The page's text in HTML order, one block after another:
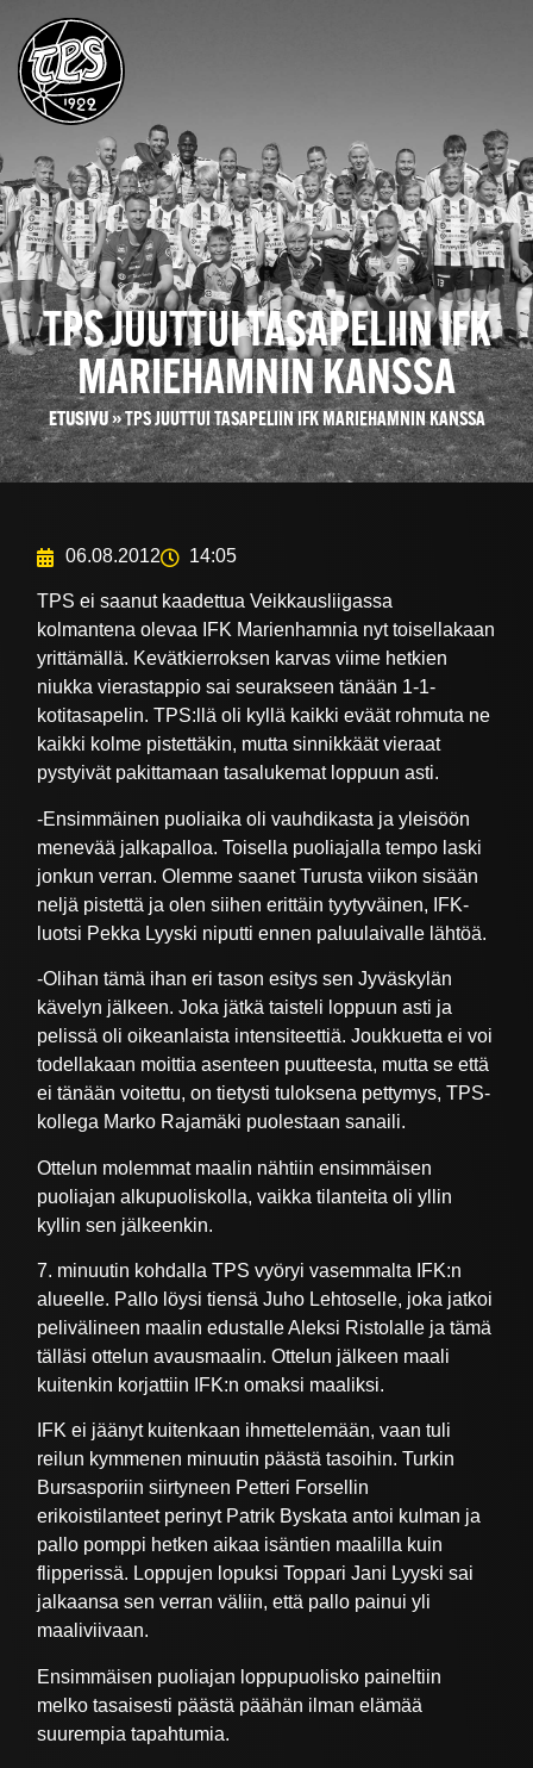
TPS JUUTTUI TASAPELIIN IFK
MARIEHAMNIN KANSSA
ETUSIVU»TPS JUUTTUI TASAPELIIN IFK MARIEHAMNIN KANSSA
06.08.2012 14:05
TPS ei saanut kaadettua Veikkausliigassa
kolmantena olevaa IFK Marienhamnia nyt toisellakaan
yrittämällä. Kevätkierroksen karvas viime hetkien
niukka vierastappio sai seurakseen tänään 1-1-
kotitasapelin. TPS:llä oli kyllä kaikki eväät rohmuta ne
kaikki kolme pistettäkin, mutta sinnikkäät vieraat
pystyivät pakittamaan tasalukemat loppuun asti.
-Ensimmäinen puoliaika oli vauhdikasta ja yleisöön
menevää jalkapalloa. Toisella puoliajalla tempo laski
jonkun verran. Olemme saanet Turusta viikon sisään
neljä pistettä ja olen siihen erittäin tyytyväinen, IFK-
luotsi Pekka Lyyski niputti ennen paluulaivalle lähtöä.
-Olihan tämä ihan eri tason esitys sen Jyväskylän
kävelyn jälkeen. Joka jätkä taisteli loppuun asti ja
pelissä oli oikeanlaista intensiteettiä. Joukkuetta ei voi
todellakaan moittia asenteen puutteesta, mutta se että
ei tänään voitettu, on tietysti tuloksena pettymys, TPS-
kollega Marko Rajamäki puolestaan sanaili.
Ottelun molemmat maalin nähtiin ensimmäisen
puoliajan alkupuoliskolla, vaikka tilanteita oli yllin
kyllin sen jälkeenkin.
7. minuutin kohdalla TPS vyöryi vasemmalta IFK:n
alueelle. Pallo löysi tiensä Juho Lehtoselle, joka jatkoi
pelivälineen maalin edustalle Aleksi Ristolalle ja tämä
tälläsi ottelun avausmaalin. Ottelun jälkeen maali
kuitenkin korjattiin IFK:n omaksi maaliksi.
IFK ei jäänyt kuitenkaan ihmettelemään, vaan tuli
reilun kymmenen minuutin päästä tasoihin. Turkin
Bursasporiin siirtyneen Petteri Forsellin
erikoistilanteet perinyt Patrik Byskata antoi kulman ja
pallo pomppi hetken aikaa isäntien maalilla kuin
flipperissä. Loppujen lopuksi Toppari Jani Lyyski sai
jalkaansa sen verran väliin, että pallo painui yli
maaliviivaan.
Ensimmäisen puoliajan loppupuolisko paineltiin
melko tasaisesti päästä päähän ilman elämää
suurempia tapahtumia.